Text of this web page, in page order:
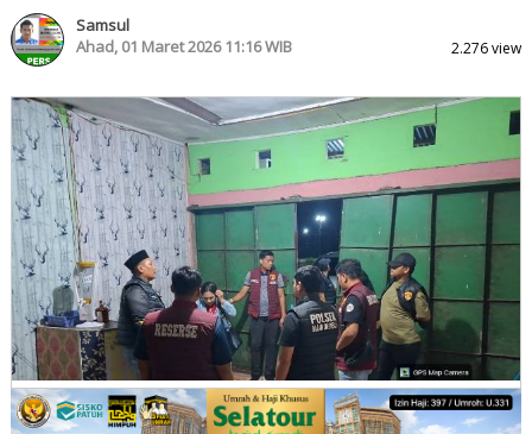
Samsul
Ahad, 01 Maret 2026 11:16 WIB
2.276 view